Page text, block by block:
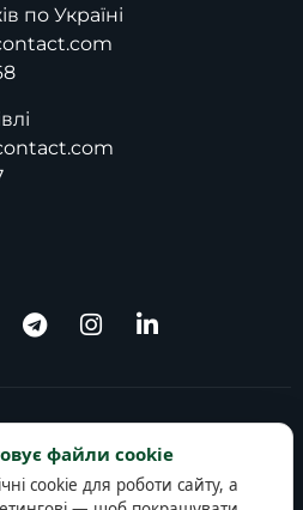
по Україні
файли cookie
cookie для роботи сайту, а